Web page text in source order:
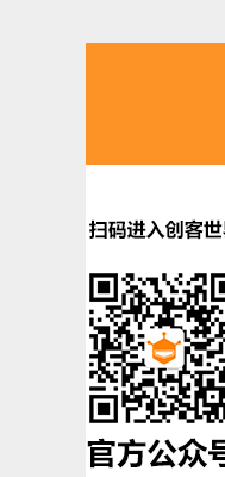
Lilypad（弃用
加速度传感器
其他传感器
串口 (1) 压
电容 (2) 直
其他电子器件